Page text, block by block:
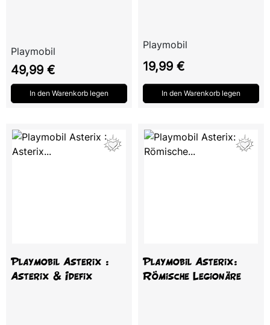
Playmobil
Preis
49,99 €
In den Warenkorb legen
Playmobil
Preis
19,99 €
In den Warenkorb legen
Playmobil Asterix :
Asterix & Idefix
Playmobil Asterix:
Römische Legionäre